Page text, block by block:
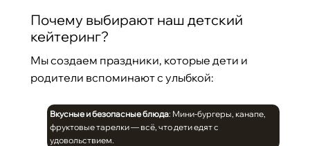
Почему выбирают наш детский
кейтеринг?
Мы создаем праздники, которые дети и
родители вспоминают с улыбкой:
Вкусные и безопасные блюда: Мини-бургеры, канапе,
фруктовые тарелки — всё, что дети едят с
удовольствием.